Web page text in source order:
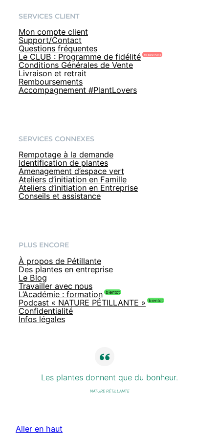
SERVICES CLIENT
Mon compte client
Support/Contact
Questions fréquentes
Le CLUB : Programme de fidélité
Conditions Générales de Vente
Livraison et retrait
Remboursements
Accompagnement #PlantLovers
SERVICES CONNEXES
Rempotage à la demande
Identification de plantes
Amenagement d’espace vert
Ateliers d’initiation en Famille
Ateliers d’initiation en Entreprise
Conseils et assistance
PLUS ENCORE
À propos de Pétillante
Des plantes en entreprise
Le Blog
Travailler avec nous
L’Académie : formation
Podcast « NATURE PÉTILLANTE »
Confidentialité
Infos légales
Les plantes donnent que du bonheur.
NATURE PÉTILLANTE
Aller en haut